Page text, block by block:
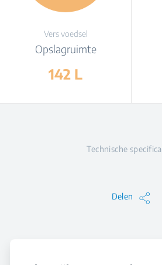
Vers voedsel
Opslagruimte
142 L
Technische
Delen